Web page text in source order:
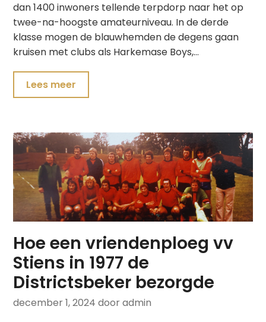
dan 1400 inwoners tellende terpdorp naar het op
twee-na-hoogste amateurniveau. In de derde
klasse mogen de blauwhemden de degens gaan
kruisen met clubs als Harkemase Boys,…
Lees meer
Hoe een vriendenploeg vv
Stiens in 1977 de
Districtsbeker bezorgde
december 1, 2024 door admin